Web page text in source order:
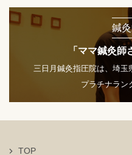
鍼
「ママ鍼灸
三日月鍼灸指圧院は、埼
プラチナランク
TOP